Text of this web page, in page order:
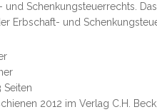
und Schenkungsteuerrechts.
Erbschaft- und
Seiten
2012 im Verlag C.H.